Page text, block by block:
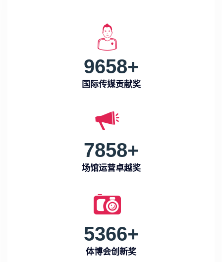
9658+
国际传媒贡献奖
7858+
场馆运营卓越奖
5366+
体博会创新奖